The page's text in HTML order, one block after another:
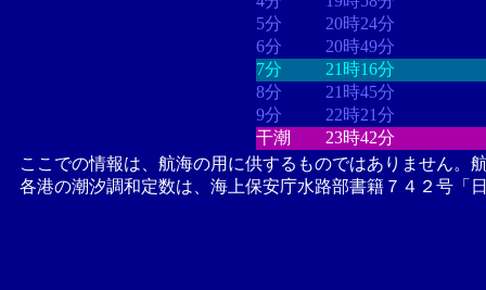
5分
20時24分
6分
20時49分
7分
21時16分
8分
21時45分
9分
22時21分
干潮
23時42分
ここでの情報は、航海の用に供するものではありません。
各港の潮汐調和定数は、海上保安庁水路部書籍７４２号「